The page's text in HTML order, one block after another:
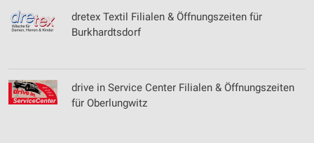
dretex Textil Filialen & Öffnungszeiten für
Burkhardtsdorf
drive in Service Center Filialen & Öffnungszeiten
für Oberlungwitz
Verwendung von Profilen zur Auswahl
Erstellung von Profilen zur Personalisierung
von Inhalten